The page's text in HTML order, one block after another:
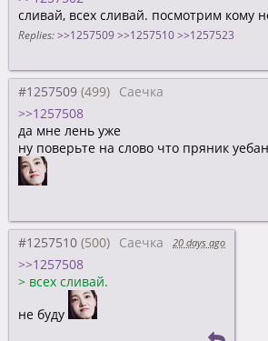
сливай, всех сливай. посмотрим кому
Replies: >>1257509 >>1257510 >>1257523
#1257509 Саечка
>>1257508
да мне лень уже
ну поверьте на слово что пряник
#1257510 Саечка 20 days ago
>>1257508
> всех сливай.
не буду